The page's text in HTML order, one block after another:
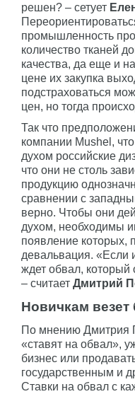
решен? – сетует
промышленность
количество тканей
качества, да еще и
цене их закупка
подстраховаться
цен, но тогда
Так что
компании Mushel,
духом российские
что они не столь
продукцию
сравнении с
верно. Чтобы они
духом, необходимы
появление которых,
девальвация. «Если
ждет обвал, который
– считает Дмитрий
Новичкам
По мнению Дмитрия
«ставят на обвал»,
бизнес или
государственным и
Ставки на обвал с